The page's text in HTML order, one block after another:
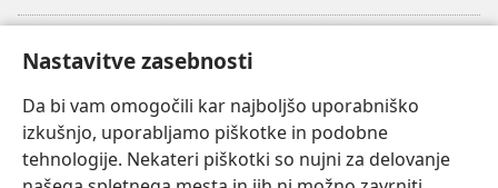
Nastavitve zasebnosti
Da bi vam omogočili kar najboljšo uporabniško
izkušnjo, uporabljamo piškotke in podobne
tehnologije. Nekateri piškotki so nujni za delovanje
(odpre
novo
okno) Watchtowerjeva SPLETNA KNJIŽNICA™
(odpre
novo
okno) JW Hub
(odpre